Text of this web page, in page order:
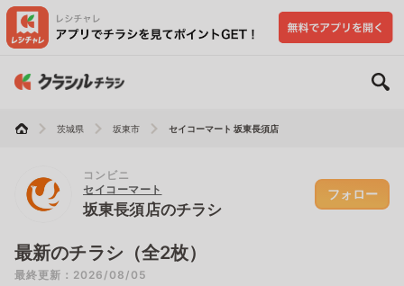
茨城県 坂東市 セイコーマート 坂東長須店
コンビニ
セイコーマート
坂東長須店のチラシ
フォロー
最新のチラシ（全2枚）
最終更新：2026/08/05